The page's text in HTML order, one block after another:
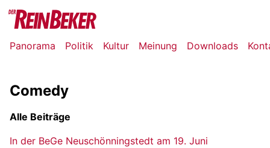
Panorama Politik Kultur Meinung Downloads
Comedy
Alle Beiträge
In der BeGe Neuschönningstedt am 19. Juni